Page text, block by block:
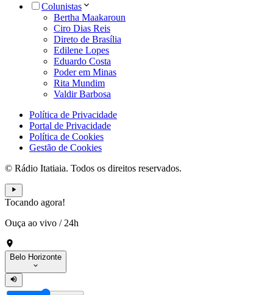
Colunistas
Bertha Maakaroun
Ciro Dias Reis
Direto de Brasília
Edilene Lopes
Eduardo Costa
Poder em Minas
Rita Mundim
Valdir Barbosa
Política de Privacidade
Portal de Privacidade
Política de Cookies
Gestão de Cookies
© Rádio Itatiaia. Todos os direitos reservados.
Tocando agora!
Ouça ao vivo / 24h
Belo Horizonte